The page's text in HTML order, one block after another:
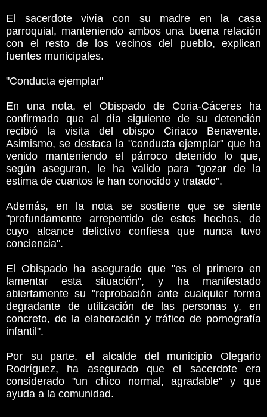
El sacerdote vivía con su madre en la casa
parroquial, manteniendo ambos una buena relación
con el resto de los vecinos del pueblo, explican
fuentes municipales.
"Conducta ejemplar"
En una nota, el Obispado de Coria-Cáceres ha
confirmado que al día siguiente de su detención
recibió la visita del obispo Ciriaco Benavente.
Asimismo, se destaca la "conducta ejemplar" que ha
venido manteniendo el párroco detenido lo que,
según aseguran, le ha valido para "gozar de la
estima de cuantos le han conocido y tratado".
Además, en la nota se sostiene que se siente
"profundamente arrepentido de estos hechos, de
cuyo alcance delictivo confiesa que nunca tuvo
conciencia".
El Obispado ha asegurado que "es el primero en
lamentar esta situación", y ha manifestado
abiertamente su "reprobación ante cualquier forma
degradante de utilización de las personas y, en
concreto, de la elaboración y tráfico de pornografía
infantil".
Por su parte, el alcalde del municipio Olegario
Rodríguez, ha asegurado que el sacerdote era
considerado "un chico normal, agradable" y que
ayuda a la comunidad.